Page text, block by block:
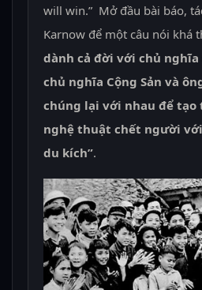
will win.” Mở đầu bài báo,
Karnow để một câu nói khá
dành cả đời với chủ
chủ nghĩa Cộng Sản và
chúng lại với nhau để
nghệ thuật chết người
du kích”.